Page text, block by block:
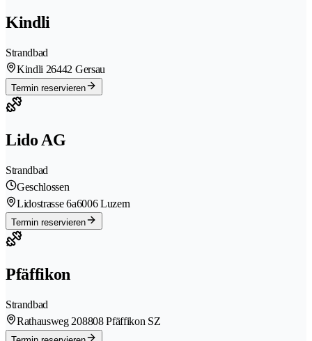
Kindli
Strandbad
Kindli 26442 Gersau
Termin reservieren
Lido AG
Strandbad
Geschlossen
Lidostrasse 6a6006 Luzern
Termin reservieren
Pfäffikon
Strandbad
Rathausweg 208808 Pfäffikon SZ